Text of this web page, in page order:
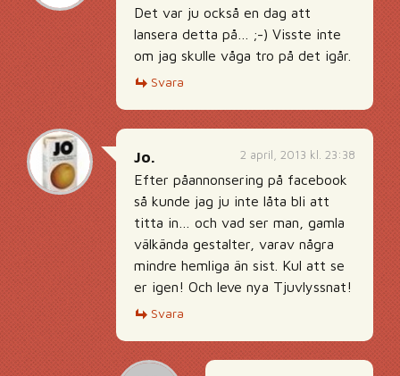
Det var ju också en dag att
lansera detta på… ;-) Visste inte
om jag skulle våga tro på det igår.
Svara
2 april, 2013 kl. 23:38
Jo.
Efter påannonsering på facebook
så kunde jag ju inte låta bli att
titta in… och vad ser man, gamla
välkända gestalter, varav några
mindre hemliga än sist. Kul att se
er igen! Och leve nya Tjuvlyssnat!
Svara